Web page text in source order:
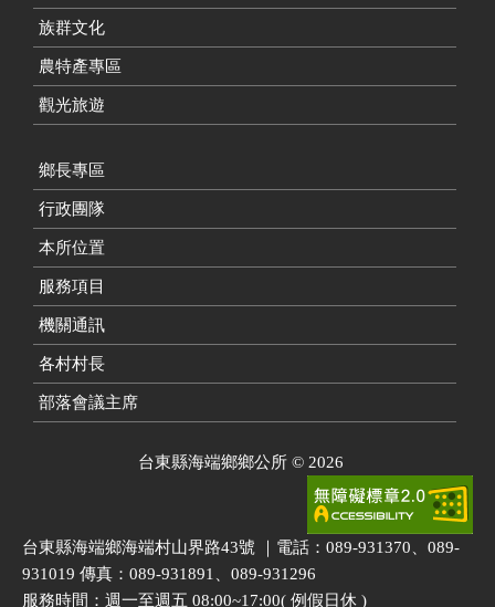
族群文化
農特產專區
觀光旅遊
鄉長專區
行政團隊
本所位置
服務項目
機關通訊
各村村長
部落會議主席
台東縣海端鄉鄉公所 © 2026
台東縣海端鄉海端村山界路43號 ｜電話：089-931370、089-
931019 傳真：089-931891、089-931296
服務時間：週一至週五 08:00~17:00( 例假日休 )